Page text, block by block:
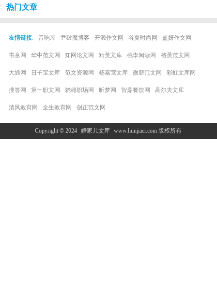
热门文章
友情链接: 音响屋 尹破魔博客 开源作文网 谷夏时尚网 盈妍作文网
书童网 华中范文网 知网论文网 精英文库 桃李阅读网 格灵范文网
大通网 日子宝文库 范文资源网 杨嘉莺文库 微蕲范文网 彩虹文库网
搜答网 第一职文网 骁雄职场网 昕梦网 智鼎餐饮网 高尔夫文库
清风教育网 全生教育网 创正范文网
Copyright © 2024 婚家儿文库 www.hunjiaer.com 版权所有